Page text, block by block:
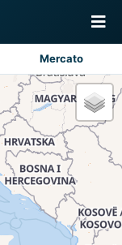
Mercato